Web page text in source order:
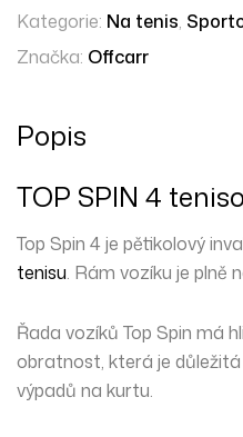
Kategorie: Na tenis,
Značka: Offcarr
Popis
TOP SPIN 4
Top Spin 4 je pětikolový
tenisu. Rám vozíku je plně
Řada vozíků Top Spin má
obratnost, která je
výpadů na kurtu.